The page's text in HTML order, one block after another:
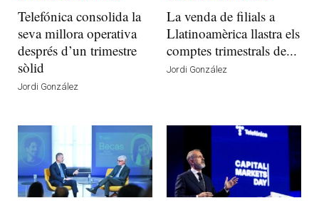
Telefónica consolida la
seva millora operativa
després d’un trimestre
sòlid
Jordi González
La venda de filials a
Llatinoamèrica llastra els
comptes trimestrals de...
Jordi González